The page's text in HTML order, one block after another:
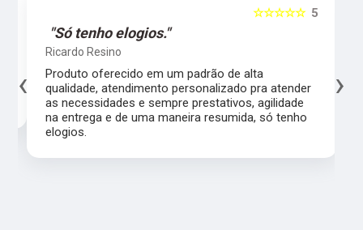
5
☆☆☆☆☆
"Só tenho elogios."
Ricardo Resino
Produto oferecido em um padrão de alta qualidade,
atendimento personalizado pra atender as
necessidades e sempre prestativos, agilidade na
entrega e de uma maneira resumida, só tenho
elogios.
‹ ›